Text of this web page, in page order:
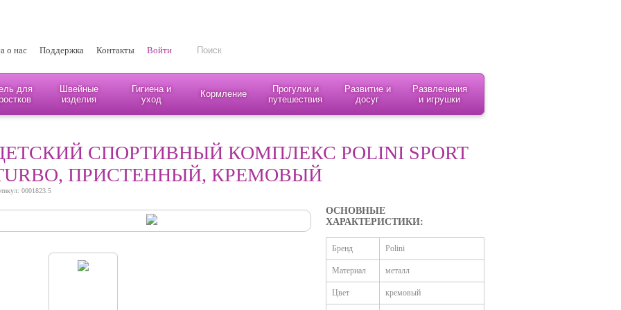
о нас Поддержка Контакты Войти
для
Швейные
изделия
Гигиена и
уход
Кормление
Прогулки и
путешествия
Развитие и
досуг
Развлечения
и игрушки
СПОРТИВНЫЙ КОМПЛЕКС POLINI SPORT
ПРИСТЕННЫЙ, КРЕМОВЫЙ
0001823.5
ОСНОВНЫЕ
ХАРАКТЕРИСТИКИ:
Бренд Polini
Материал металл
Цвет кремовый